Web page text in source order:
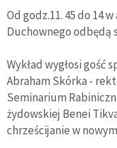
Od godz.11. 45 do 14
Duchownego odbędą
Wykład wygłosi gość
Abraham Skórka -
Seminarium
żydowskiej Benei
chrześcijanie w